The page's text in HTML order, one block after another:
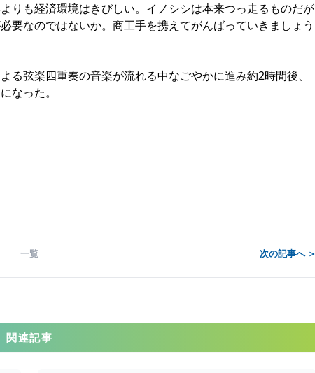
りも経済環境はきびしい。イノシシは本来つっ走るものだが
要なのではないか。商工手を携えてがんばっていきましょう
弦楽四重奏の音楽が流れる中なごやかに進み約2時間後、
なった。
一覧 次の記事へ ＞
関連記事